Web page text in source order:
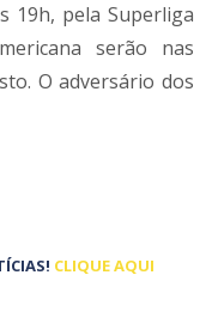
19h, pela Superliga
serão nas
O adversário dos
CLIQUE AQUI